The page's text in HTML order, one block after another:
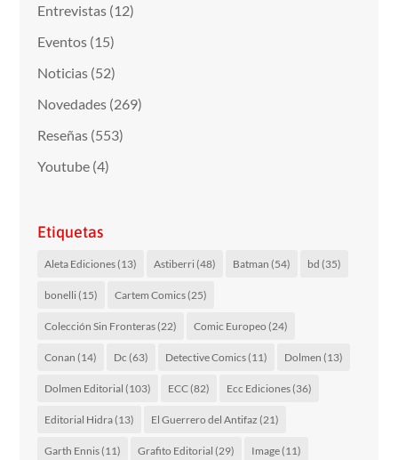
Entrevistas (12)
Eventos (15)
Noticias (52)
Novedades (269)
Reseñas (553)
Youtube (4)
Etiquetas
Aleta Ediciones(13) Astiberri(48) Batman (54) bd (35)
bonelli(15) Cartem Comics(25)
Colección Sin Fronteras(22) Comic Europeo (24)
Conan (14) Dc (63) Detective Comics(11) Dolmen (13)
Dolmen Editorial (103) ECC(82) Ecc Ediciones(36)
Editorial Hidra(13) El Guerrero del Antifaz (21)
Garth Ennis(11) Grafito Editorial (29) Image(11)